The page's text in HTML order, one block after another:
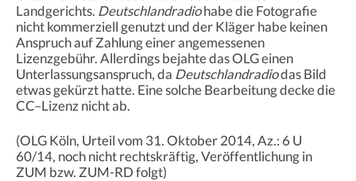
Landgerichts. Deutschlandradiohabe die Fotografie
nicht kommerziell genutzt und der Kläger habe keinen
Anspruch auf Zahlung einer angemessenen
Lizenzgebühr. Allerdings bejahte das OLG einen
Unterlassungsanspruch, da Deutschlandradiodas Bild
etwas gekürzt hatte. Eine solche Bearbeitung decke die
CC–Lizenz nicht ab.
(OLG Köln, Urteil vom 31. Oktober 2014, Az.: 6 U
60/14, noch nicht rechtskräftig, Veröffentlichung in
ZUM bzw. ZUM-RD folgt)